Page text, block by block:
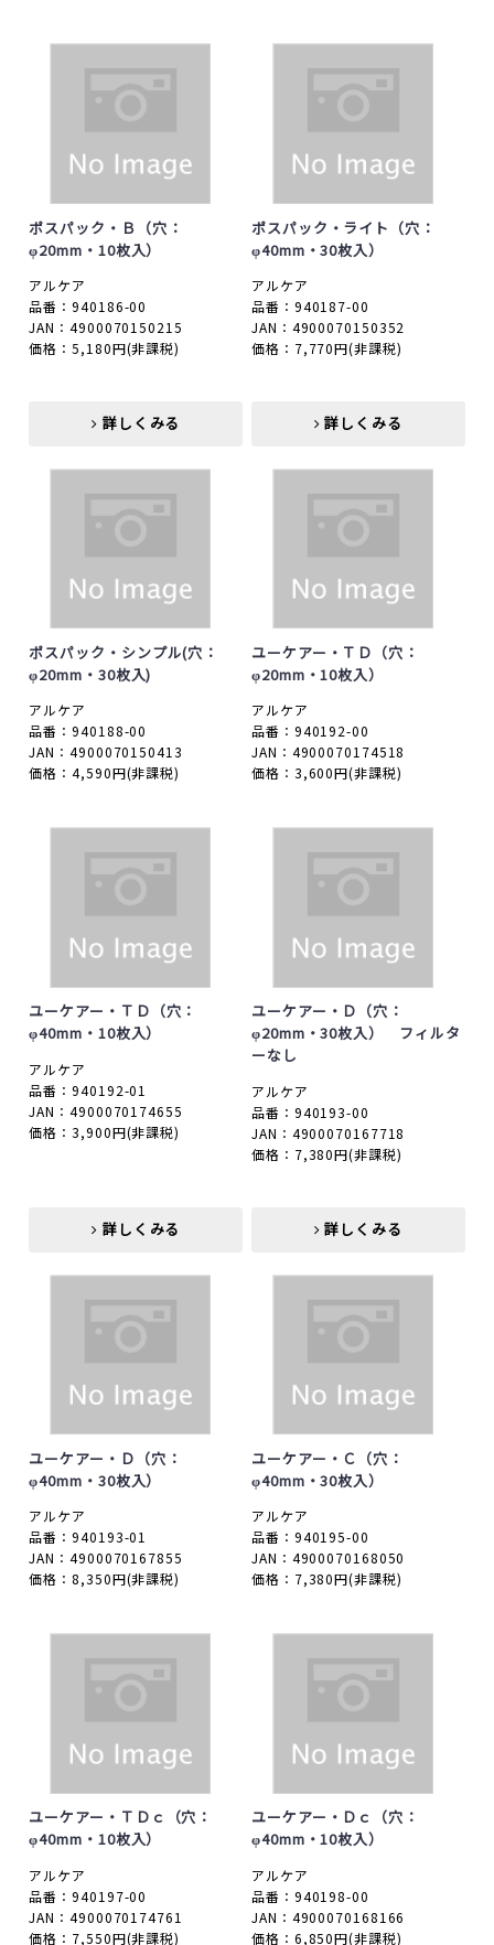
詳しくみる 詳しくみる
ポスパック・Ｂ（穴：
φ20mm・10枚入）
アルケア
品番：940186-00
JAN：4900070150215
価格：5,180円(非課税)
詳しくみる
ポスパック・ライト（穴：
φ40mm・30枚入）
アルケア
品番：940187-00
JAN：4900070150352
価格：7,770円(非課税)
詳しくみる
ポスパック・シンプル(穴：
φ20mm・30枚入)
アルケア
品番：940188-00
JAN：4900070150413
価格：4,590円(非課税)
詳しくみる
ユーケアー・ＴＤ（穴：
φ20mm・10枚入）
アルケア
品番：940192-00
JAN：4900070174518
価格：3,600円(非課税)
詳しくみる
ユーケアー・ＴＤ（穴：
φ40mm・10枚入）
アルケア
品番：940192-01
JAN：4900070174655
価格：3,900円(非課税)
詳しくみる
ユーケアー・Ｄ（穴：
φ20mm・30枚入） フィルタ
ーなし
アルケア
品番：940193-00
JAN：4900070167718
価格：7,380円(非課税)
詳しくみる
ユーケアー・Ｄ（穴：
φ40mm・30枚入）
アルケア
品番：940193-01
JAN：4900070167855
価格：8,350円(非課税)
ユーケアー・Ｃ（穴：
φ40mm・30枚入）
アルケア
品番：940195-00
JAN：4900070168050
価格：7,380円(非課税)
ユーケアー・ＴＤｃ（穴：
φ40mm・10枚入）
アルケア
品番：940197-00
JAN：4900070174761
価格：7,550円(非課税)
ユーケアー・Ｄｃ（穴：
φ40mm・10枚入）
アルケア
品番：940198-00
JAN：4900070168166
価格：6,850円(非課税)